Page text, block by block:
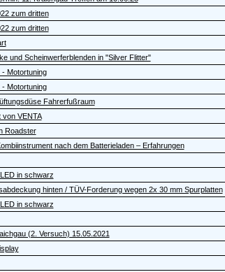
zum dritten
zum dritten
und Scheinwerferblenden in "Silver Flitter"
- Motortuning
- Motortuning
Fahrerfußraum
von VENTA
Roadster
nach dem Batterieladen – Erfahrungen
in schwarz
hinten / TÜV-Forderung wegen 2x 30 mm Spurplatten
in schwarz
(2. Versuch) 15.05.2021